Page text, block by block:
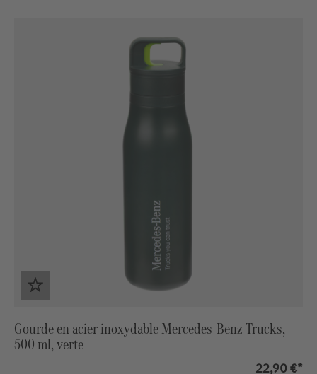
Gourde en acier inoxydable Mercedes-Benz Trucks,
500 ml, verte
22,90 €*